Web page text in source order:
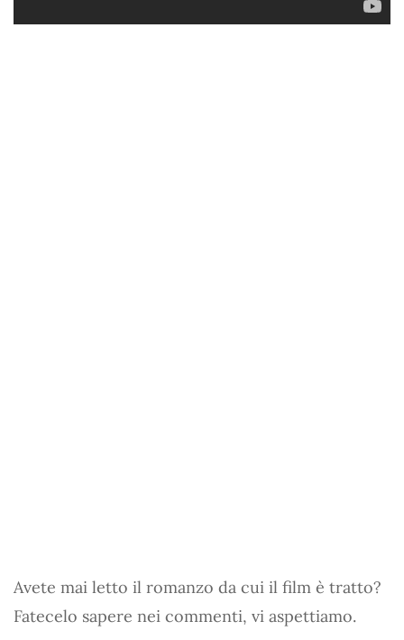
Avete mai letto il romanzo da cui il film è tratto?
Fatecelo sapere nei commenti, vi aspettiamo.